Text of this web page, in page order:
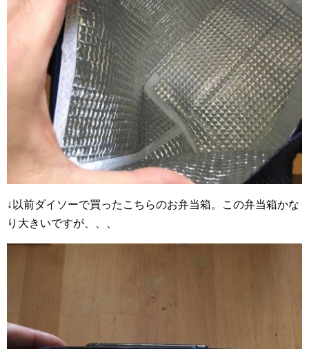
↓以前ダイソーで買ったこちらのお弁当箱。この弁当箱かな
り大きいですが、、、